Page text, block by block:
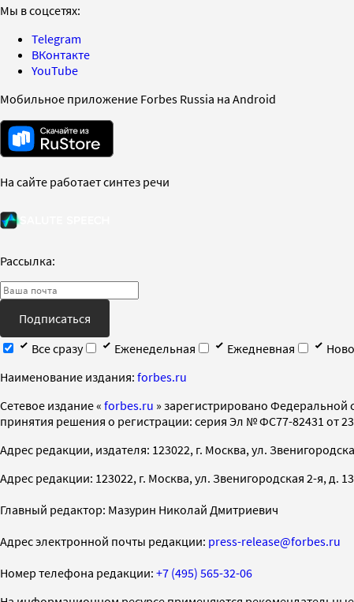
Мы в соцсетях:
Telegram
ВКонтакте
YouTube
Мобильное приложение Forbes Russia на Android
На сайте работает синтез речи
Рассылка:
Подписаться
Все сразу
Еженедельная Ежедневная
Наименование издания: forbes.ru
Cетевое издание « forbes.ru » зарегистрировано
принятия решения о регистрации: серия Эл № ФС77-82431 от 23
Адрес редакции, издателя: 123022, г. Москва, ул.
Адрес редакции: 123022, г. Москва, ул. Звенигородская 2-я, д.
Главный редактор: Мазурин Николай Дмитриевич
Адрес электронной почты редакции: press-release@forbes.ru
Номер телефона редакции: +7 (495) 565-32-06